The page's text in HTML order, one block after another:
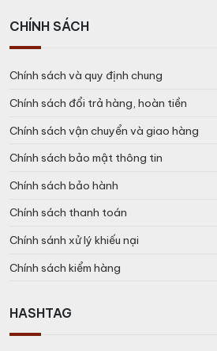
HÃNGngon khác
CHÍNH SÁCH
Chính sách và quy định chung
Chính sách đổi trả hàng, hoàn tiền
Chính sách vận chuyển và giao hàng
Chính sách bảo mật thông tin
Chính sách bảo hành
Chính sách thanh toán
Chính sánh xử lý khiếu nại
Chính sách kiểm hàng
HASHTAG